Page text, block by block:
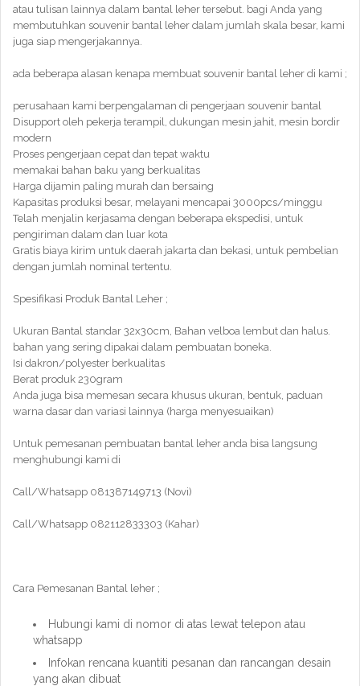
atau tulisan lainnya dalam bantal leher tersebut. bagi Anda yang
membutuhkan souvenir bantal leher dalam jumlah skala besar, kami
juga siap mengerjakannya.
ada beberapa alasan kenapa membuat souvenir bantal leher di kami ;
perusahaan kami berpengalaman di pengerjaan souvenir bantal
Disupport oleh pekerja terampil, dukungan mesin jahit, mesin bordir
modern
Proses pengerjaan cepat dan tepat waktu
memakai bahan baku yang berkualitas
Harga dijamin paling murah dan bersaing
Kapasitas produksi besar, melayani mencapai 3000pcs/minggu
Telah menjalin kerjasama dengan beberapa ekspedisi, untuk
pengiriman dalam dan luar kota
Gratis biaya kirim untuk daerah jakarta dan bekasi, untuk pembelian
dengan jumlah nominal tertentu.
Spesifikasi Produk Bantal Leher ;
Ukuran Bantal standar 32x30cm, Bahan velboa lembut dan halus.
bahan yang sering dipakai dalam pembuatan boneka.
Isi dakron/polyester berkualitas
Berat produk 230gram
Anda juga bisa memesan secara khusus ukuran, bentuk, paduan
warna dasar dan variasi lainnya (harga menyesuaikan)
Untuk pemesanan pembuatan bantal leher anda bisa langsung
menghubungi kami di
Call/Whatsapp 081387149713 (Novi)
Call/Whatsapp 082112833303 (Kahar)
Cara Pemesanan Bantal leher ;
Hubungi kami di nomor di atas lewat telepon atau
whatsapp
Infokan rencana kuantiti pesanan dan rancangan desain
yang akan dibuat